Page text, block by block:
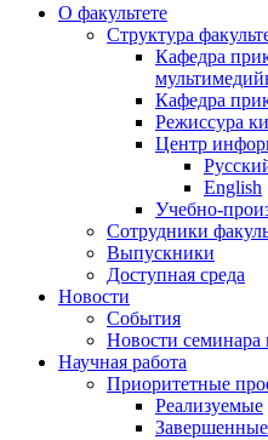
О факультете
Структура
Кафедра
Кафедра
Режиссура
Центр
English
Учебно-
Сотрудники
Выпускники
Доступная среда
Новости
События
Новости семинара
Научная работа
Приоритетные
Реализуемые
Завершенные